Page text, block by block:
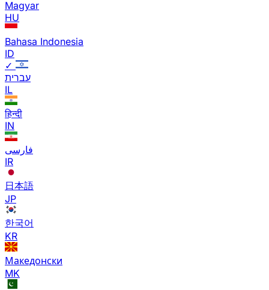
Magyar
HU
Bahasa Indonesia
ID
✓
עברית
IL
हिन्दी
IN
فارسی
IR
日本語
JP
한국어
KR
Македонски
MK